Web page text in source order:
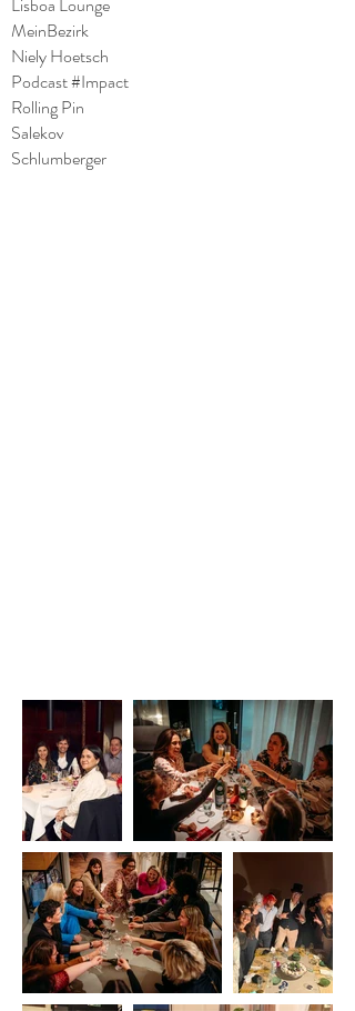
MeinBezirk
Niely Hoetsch
Podcast #Impact
Rolling Pin
Salekov
Schlumberger